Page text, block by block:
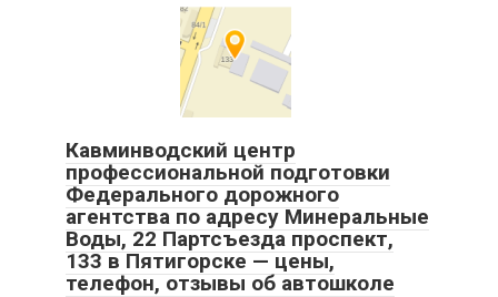
Кавминводский центр
профессиональной подготовки
Федерального дорожного
агентства по адресу Минеральные
Воды, 22 Партсъезда проспект,
133 в Пятигорске — цены,
телефон, отзывы об автошколе